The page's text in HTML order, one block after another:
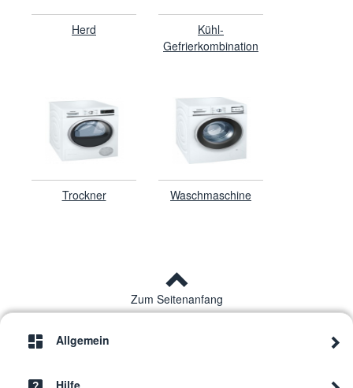
Herd
Kühl-
Gefrierkombination
Trockner Waschmaschine
Zum Seitenanfang
Allgemein